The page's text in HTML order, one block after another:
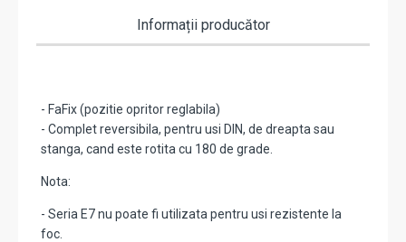
Informații producător
- FaFix (pozitie opritor reglabila)
- Complet reversibila, pentru usi DIN, de dreapta sau
stanga, cand este rotita cu 180 de grade.
Nota:
- Seria E7 nu poate fi utilizata pentru usi rezistente la
foc.